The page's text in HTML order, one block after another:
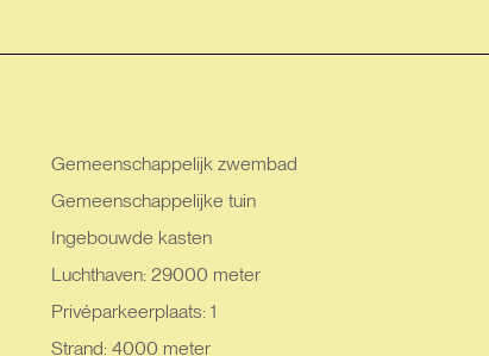
Gemeenschappelijk zwembad
Gemeenschappelijke tuin
Ingebouwde kasten
Luchthaven: 29000 meter
Privéparkeerplaats: 1
Strand: 4000 meter